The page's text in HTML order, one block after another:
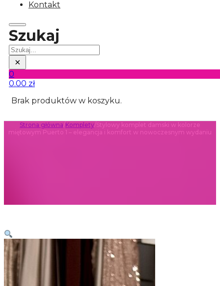
Kontakt
Szukaj
Szukaj
×
0
0.00 zł
Brak produktów w koszyku.
Strona główna /Komplety/Stylowy komplet damski w kolorze
miętowym Puerto 1 – elegancja i komfort w nowoczesnym wydaniu